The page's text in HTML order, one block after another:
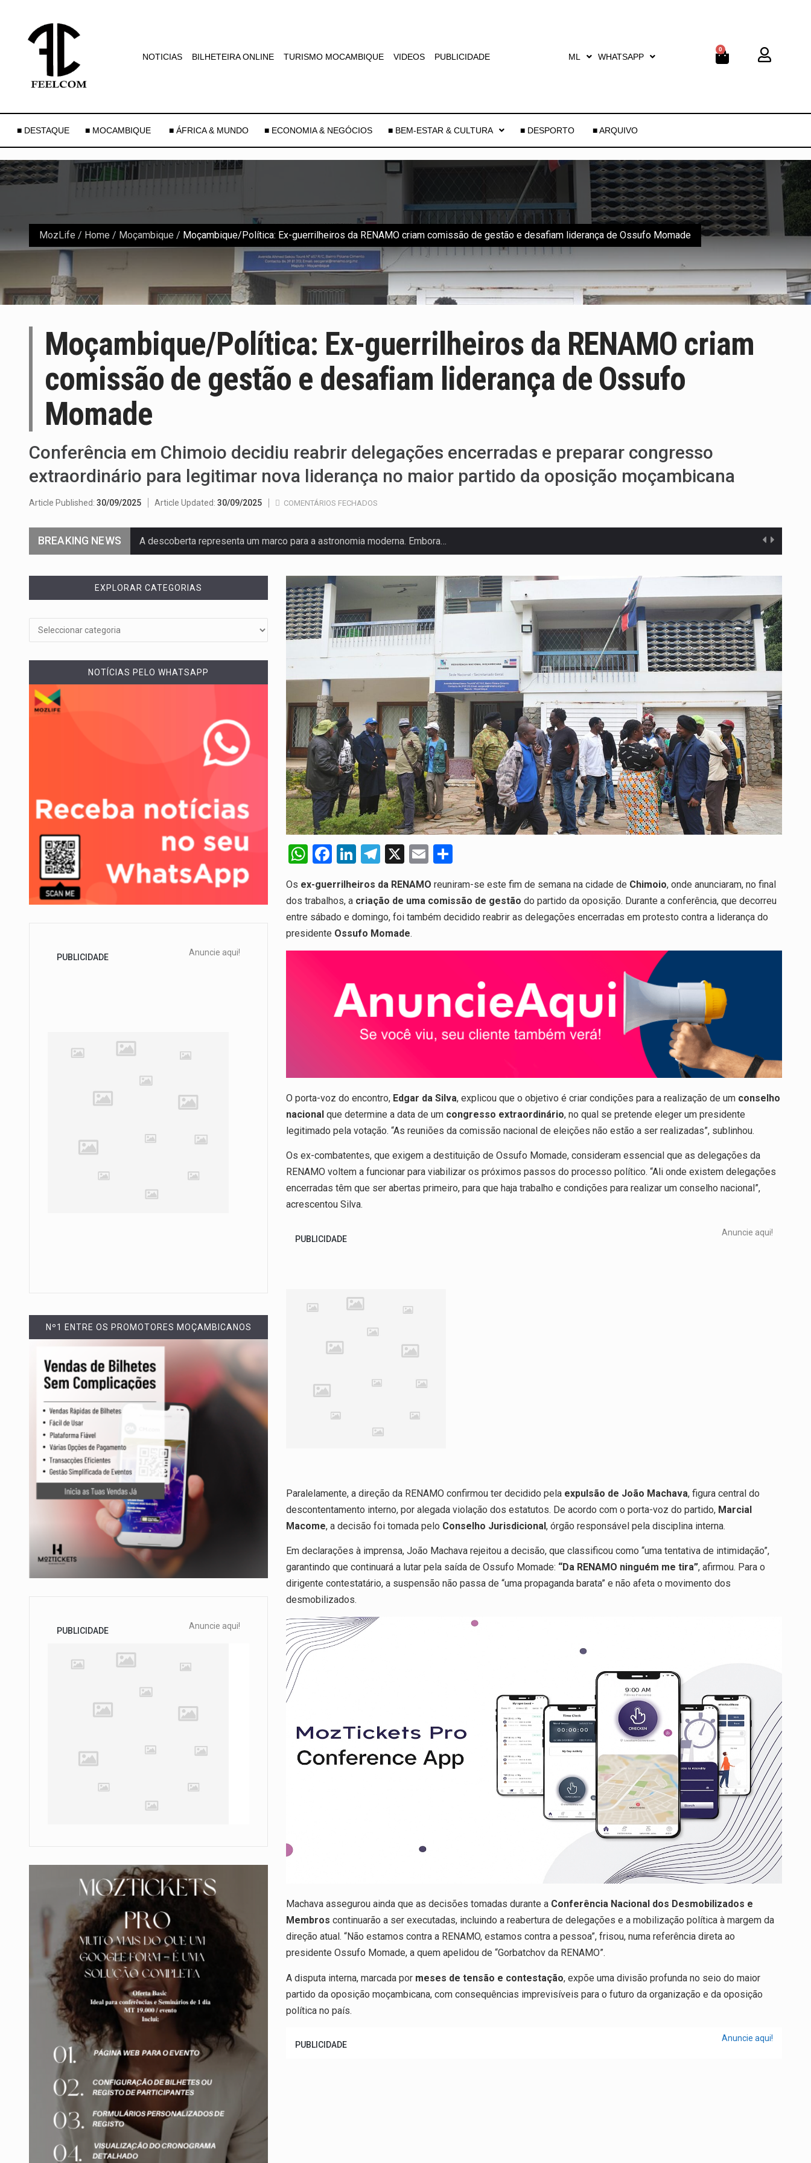
NOTICIAS BILHETEIRA ONLINE TURISMO MOCAMBIQUE VIDEOS PUBLICIDADE ML WHATSAPP
0
■ DESTAQUE ■ MOCAMBIQUE ■ ÁFRICA & MUNDO ■ ECONOMIA & NEGÓCIOS ■ BEM-ESTAR & CULTURA ■ DESPORTO ■ ARQUIVO
MozLife / Home / Moçambique / Moçambique/Política: Ex-guerrilheiros da RENAMO criam comissão de gestão e desafiam liderança de Ossufo Momade
Moçambique/Política: Ex-guerrilheiros da RENAMO criam
comissão de gestão e desafiam liderança de Ossufo
Momade
Conferência em Chimoio decidiu reabrir delegações encerradas e preparar congresso
extraordinário para legitimar nova liderança no maior partido da oposição moçambicana
Article Published: 30/09/2025 Article Updated: 30/09/2025 COMENTÁRIOS FECHADOS
BREAKING NEWS A descoberta representa um marco para a astronomia moderna. Embora…
De acordo com as autoridades de saúde da Faixa de…
Um dos casos mais graves envolveu a residência de Sam…
A cidade de Bunia, capital da província de Ituri, tornou-se…
O pagamento marca o desfecho de um dos processos mais…
O programa, cuja implementação está prevista entre abril de 2026…
A nova legislação estabelece um prazo de 180 dias para…
O Departamento de Estado norte-americano confirmou que cidadãos dos Estados…
A final coloca frente a frente duas equipas que chegaram…
W
at
s
A
p
F
ce
b
o
o
Li
ke
dI
n
T
e
gr
a
m
X
E
ail ar
e
Os ex-guerrilheiros da RENAMO reuniram-se este fim de semana na cidade de Chimoio, onde anunciaram, no final
dos trabalhos, a criação de uma comissão de gestão do partido da oposição. Durante a conferência, que decorreu
entre sábado e domingo, foi também decidido reabrir as delegações encerradas em protesto contra a liderança do
presidente Ossufo Momade.
O porta-voz do encontro, Edgar da Silva, explicou que o objetivo é criar condições para a realização de um conselho
nacional que determine a data de um congresso extraordinário, no qual se pretende eleger um presidente
legitimado pela votação. “As reuniões da comissão nacional de eleições não estão a ser realizadas”, sublinhou.
Os ex-combatentes, que exigem a destituição de Ossufo Momade, consideram essencial que as delegações da
RENAMO voltem a funcionar para viabilizar os próximos passos do processo político. “Ali onde existem delegações
encerradas têm que ser abertas primeiro, para que haja trabalho e condições para realizar um conselho nacional”,
acrescentou Silva.
PUBLICIDADE
Anuncie aqui!
Paralelamente, a direção da RENAMO confirmou ter decidido pela expulsão de João Machava, figura central do
descontentamento interno, por alegada violação dos estatutos. De acordo com o porta-voz do partido, Marcial
Macome, a decisão foi tomada pelo Conselho Jurisdicional, órgão responsável pela disciplina interna.
Em declarações à imprensa, João Machava rejeitou a decisão, que classificou como “uma tentativa de intimidação”,
garantindo que continuará a lutar pela saída de Ossufo Momade: “Da RENAMO ninguém me tira”, afirmou. Para o
dirigente contestatário, a suspensão não passa de “uma propaganda barata” e não afeta o movimento dos
desmobilizados.
Machava assegurou ainda que as decisões tomadas durante a Conferência Nacional dos Desmobilizados e
Membros continuarão a ser executadas, incluindo a reabertura de delegações e a mobilização política à margem da
direção atual. “Não estamos contra a RENAMO, estamos contra a pessoa”, frisou, numa referência direta ao
presidente Ossufo Momade, a quem apelidou de “Gorbatchov da RENAMO”.
A disputa interna, marcada por meses de tensão e contestação, expõe uma divisão profunda no seio do maior
partido da oposição moçambicana, com consequências imprevisíveis para o futuro da organização e da oposição
política no país.
PUBLICIDADE
Anuncie aqui!
EXPLORAR CATEGORIAS
NOTÍCIAS PELO WHATSAPP
PUBLICIDADE Anuncie aqui!
Nº1 ENTRE OS PROMOTORES MOÇAMBICANOS
PUBLICIDADE Anuncie aqui!